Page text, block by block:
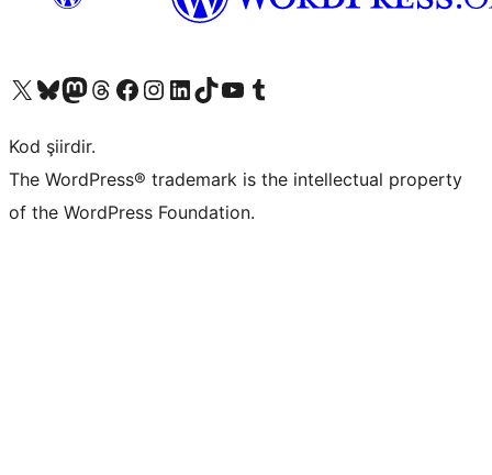
X (eski Twitter) hesabımıza bakın
Bluesky hesabımızı ziyaret edinMastodon hesabımızı ziyaret edinThreads hesabımızı ziyaret edinFacebook sayfamızı ziyaret edinInstagram hesabımızı ziyaret edinLinkedIn hesabımızı ziyaret edinTikTok hesabımızı ziyaret edinYouTube kanalımızı ziyaret edinTumblr hesabımızı ziyaret edin
Kod şiirdir.
The WordPress® trademark is the intellectual property
of the WordPress Foundation.